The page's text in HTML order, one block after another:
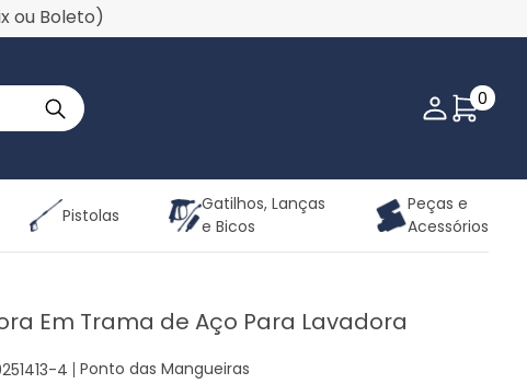
ou Boleto)
Minha
0
Pistolas
Gatilhos, Lanças
e Bicos
Peças e
Acessórios
Em Trama de Aço Para Lavadora
4 Ponto das Mangueiras